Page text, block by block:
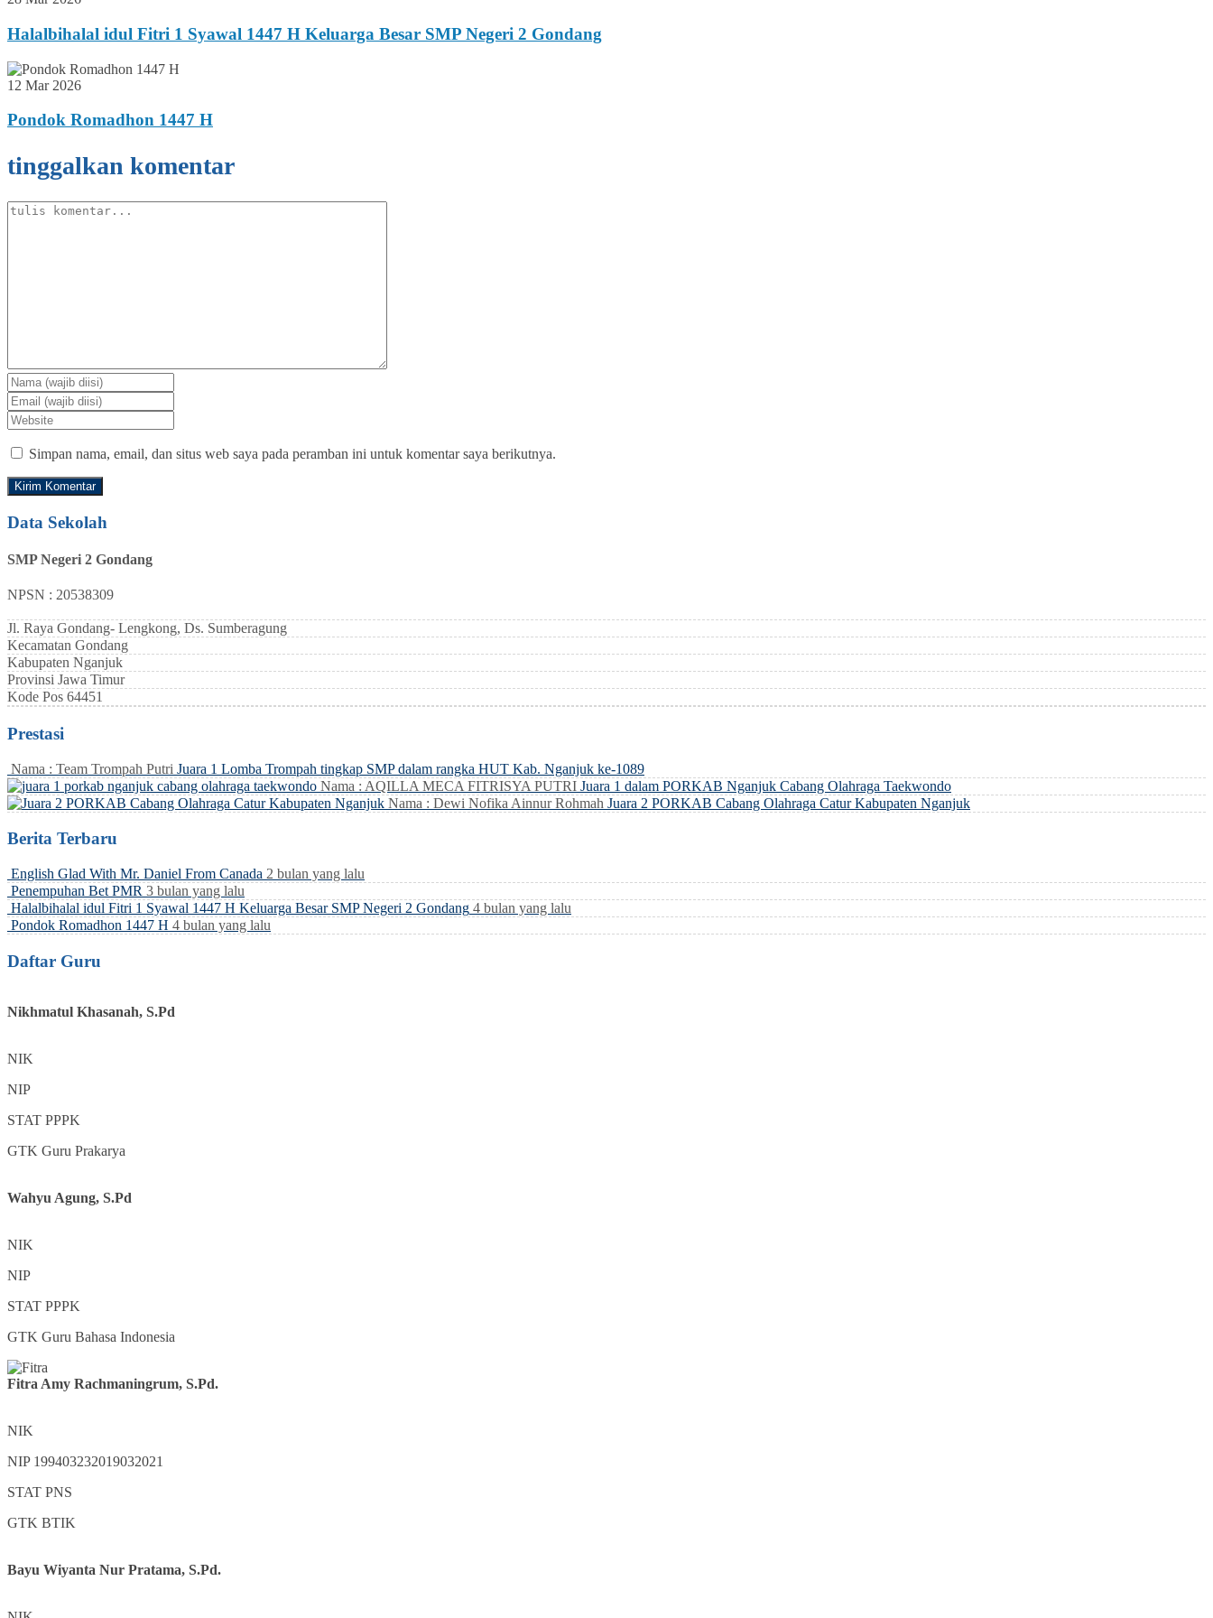
Halalbihalal idul Fitri 1 Syawal 1447 H Keluarga Besar SMP Negeri 2 Gondang
12 Mar 2026
Pondok Romadhon 1447 H
tinggalkan komentar
Simpan nama, email, dan situs web saya pada peramban ini untuk komentar saya berikutnya.
Data Sekolah
SMP Negeri 2 Gondang
NPSN : 20538309
Jl. Raya Gondang- Lengkong, Ds. Sumberagung
Kecamatan Gondang
Kabupaten Nganjuk
Provinsi Jawa Timur
Kode Pos 64451
Prestasi
Nama : Team Trompah Putri Juara 1 Lomba Trompah tingkap SMP dalam rangka HUT Kab. Nganjuk ke-1089
Nama : AQILLA MECA FITRISYA PUTRI Juara 1 dalam PORKAB Nganjuk Cabang Olahraga Taekwondo
Nama : Dewi Nofika Ainnur Rohmah Juara 2 PORKAB Cabang Olahraga Catur Kabupaten Nganjuk
Berita Terbaru
English Glad With Mr. Daniel From Canada 2 bulan yang lalu
Penempuhan Bet PMR 3 bulan yang lalu
Halalbihalal idul Fitri 1 Syawal 1447 H Keluarga Besar SMP Negeri 2 Gondang 4 bulan yang lalu
Pondok Romadhon 1447 H 4 bulan yang lalu
Daftar Guru
Nikhmatul Khasanah, S.Pd
NIK
NIP
STAT PPPK
GTK Guru Prakarya
Wahyu Agung, S.Pd
NIK
NIP
STAT PPPK
GTK Guru Bahasa Indonesia
Fitra Amy Rachmaningrum, S.Pd.
NIK
NIP 199403232019032021
STAT PNS
GTK BTIK
Bayu Wiyanta Nur Pratama, S.Pd.